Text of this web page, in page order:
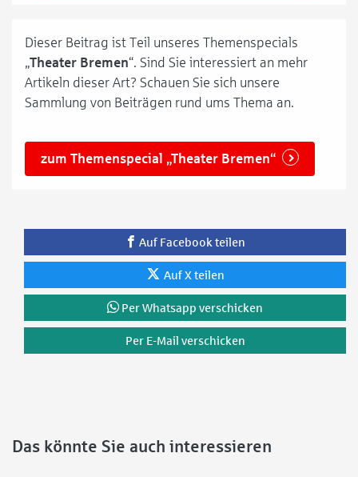
Dieser Beitrag ist Teil unseres Themenspecials
„Theater Bremen“. Sind Sie interessiert an mehr
Artikeln dieser Art? Schauen Sie sich unsere
Sammlung von Beiträgen rund ums Thema an.
zum Themenspecial „Theater Bremen“
Auf Facebook teilen
Auf X teilen
Per Whatsapp verschicken
Per E-Mail verschicken
Das könnte Sie auch interessieren